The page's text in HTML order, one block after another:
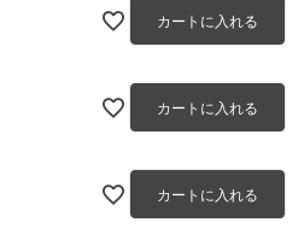
カートに入れる
カートに入れる
カートに入れる